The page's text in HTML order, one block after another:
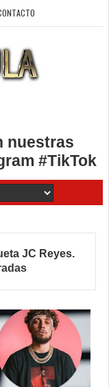
nuestras
#TikTok
JC Reyes.